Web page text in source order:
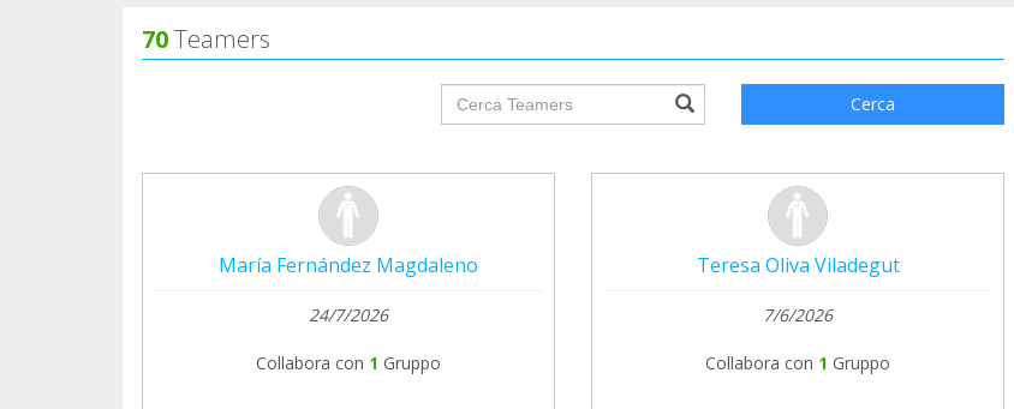
70Teamers
groupProfile.searchForm.search.text??? Cerca
María Fernández Magdaleno
24/7/2026
Collabora con 1 Gruppo
Teresa Oliva Viladegut
7/6/2026
Collabora con 1 Gruppo